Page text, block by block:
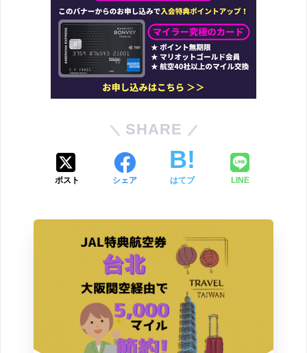
SHARE
ポスト シェア はてブ LINE